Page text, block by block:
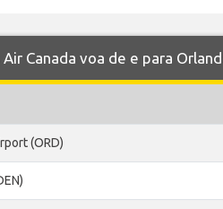
Air Canada voa de e para
(ORD)